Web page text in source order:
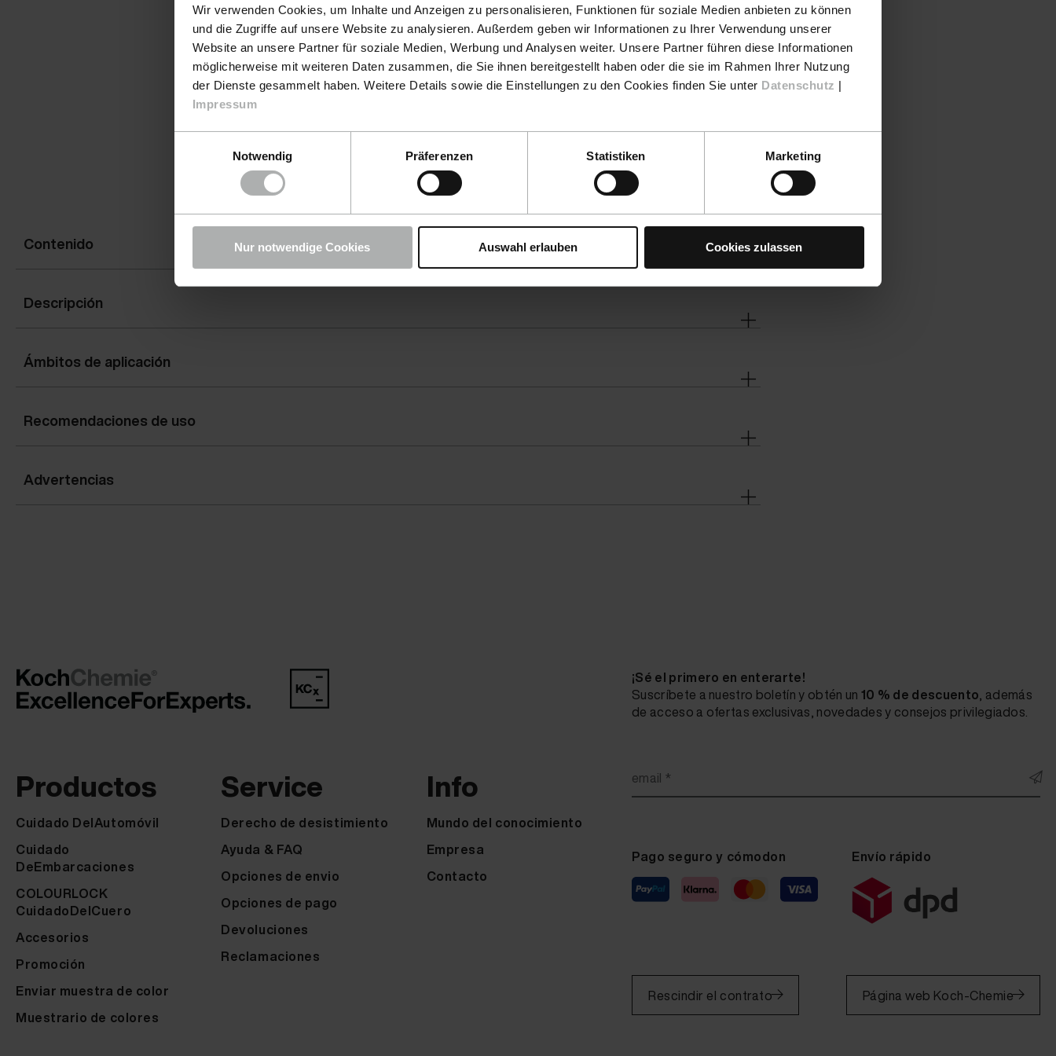
Wir verwenden Cookies, um Inhalte und Anzeigen zu personalisieren, Funktionen für soziale Medien anbieten zu können
und die Zugriffe auf unsere Website zu analysieren. Außerdem geben wir Informationen zu Ihrer Verwendung unserer
Website an unsere Partner für soziale Medien, Werbung und Analysen weiter. Unsere Partner führen diese Informationen
möglicherweise mit weiteren Daten zusammen, die Sie ihnen bereitgestellt haben oder die sie im Rahmen Ihrer Nutzung
der Dienste gesammelt haben. Weitere Details sowie die Einstellungen zu den Cookies finden Sie unter Datenschutz |
Impressum
Notwendig
Präferenzen Statistiken Marketing
Nur notwendige Cookies Auswahl erlauben Cookies zulassen
Contenido
Descripción
Ámbitos de aplicación
Recomendaciones de uso
Advertencias
Productos
Cuidado DelAutomóvil
Cuidado
DeEmbarcaciones
COLOURLOCK
CuidadoDelCuero
Accesorios
Promoción
Enviar muestra de color
Muestrario de colores
Service
Derecho de desistimiento
Ayuda & FAQ
Opciones de envio
Opciones de pago
Devoluciones
Reclamaciones
Info
Mundo del conocimiento
Empresa
Contacto
¡Sé el primero en enterarte!
Suscríbete a nuestro boletín y obtén un 10 % de descuento, además
de acceso a ofertas exclusivas, novedades y consejos privilegiados.
email *
Pago seguro y cómodon Envío rápido
Rescindir el contrato Página web Koch-Chemie